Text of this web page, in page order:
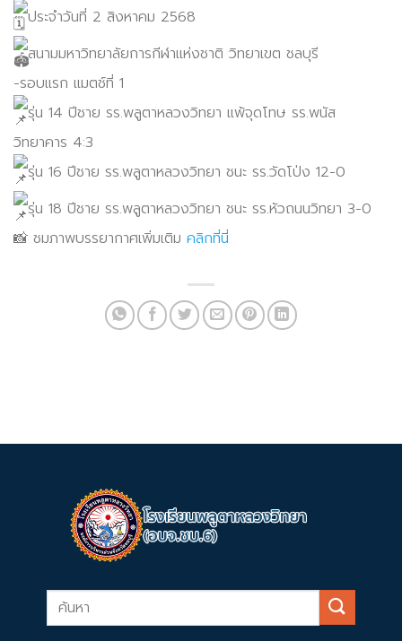
ประจำวันที่ 2 สิงหาคม 2568
สนามมหาวิทยาลัยการกีฬาเเห่งชาติ วิทยาเขต ชลบุรี
-รอบเเรก เเมตช์ที่ 1
รุ่น 14 ปีชาย รร.พลูตาหลวงวิทยา เเพ้จุดโทษ รร.พนัส
วิทยาคาร 4:3
รุ่น 16 ปีชาย รร.พลูตาหลวงวิทยา ชนะ รร.วัดโป่ง 12-0
รุ่น 18 ปีชาย รร.พลูตาหลวงวิทยา ชนะ รร.หัวถนนวิทยา 3-0
📸 ชมภาพบรรยากาศเพิ่มเติม คลิกที่นี่